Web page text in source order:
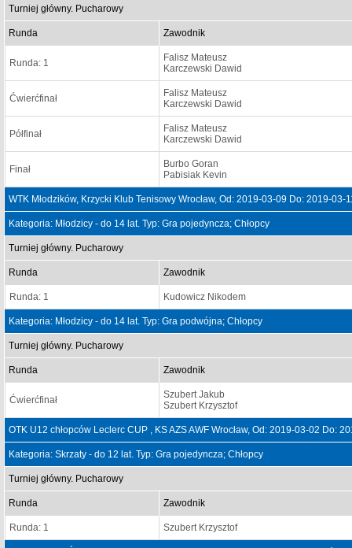
Turniej główny. Pucharowy
Runda Zawodnik
Runda: 1
Falisz Mateusz
Karczewski Dawid
Ćwierćfinał
Falisz Mateusz
Karczewski Dawid
Półfinał
Falisz Mateusz
Karczewski Dawid
Finał
Burbo Goran
Pabisiak Kevin
WTK Młodzików, Krzycki Klub Tenisowy Wrocław, Od: 2019-03-09 Do: 2019-03-
Kategoria: Młodzicy - do 14 lat. Typ: Gra pojedyncza; Chłopcy
Turniej główny. Pucharowy
Runda Zawodnik
Runda: 1 Kudowicz Nikodem
Kategoria: Młodzicy - do 14 lat. Typ: Gra podwójna; Chłopcy
Turniej główny. Pucharowy
Runda Zawodnik
Ćwierćfinał
Szubert Jakub
Szubert Krzysztof
OTK U12 chłopców Leclerc CUP , KS AZS AWF Wrocław, Od: 2019-03-02 Do:
Kategoria: Skrzaty - do 12 lat. Typ: Gra pojedyncza; Chłopcy
Turniej główny. Pucharowy
Runda Zawodnik
Runda: 1 Szubert Krzysztof